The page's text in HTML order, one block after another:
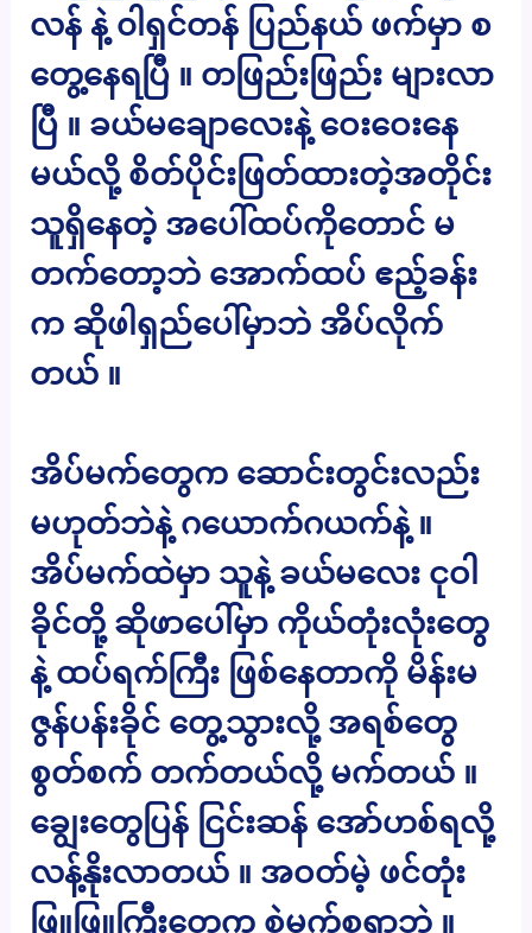
လန် နဲ့ ၀ါရှင်တန် ပြည်နယ် ဖက်မှာ စ
တွေ့နေရပြီ ။ တဖြည်းဖြည်း များလာ
ပြီ ။ ခယ်မချောလေးနဲ့ ဝေးဝေးနေ
မယ်လို့ စိတ်ပိုင်းဖြတ်ထားတဲ့အတိုင်း
သူရှိနေတဲ့ အပေါ်ထပ်ကိုတောင် မ
တက်တော့ဘဲ အောက်ထပ် ဧည့်ခန်း
က ဆိုဖါရှည်ပေါ်မှာဘဲ အိပ်လိုက်
တယ် ။
အိပ်မက်တွေက ဆောင်းတွင်းလည်း
မဟုတ်ဘဲနဲ့ ဂယောက်ဂယက်နဲ့ ။
အိပ်မက်ထဲမှာ သူနဲ့ ခယ်မလေး ငုဝါ
ခိုင်တို့ ဆိုဖာပေါ်မှာ ကိုယ်တုံးလုံးတွေ
နဲ့ ထပ်ရက်ကြီး ဖြစ်နေတာကို မိန်းမ
ဇွန်ပန်းခိုင် တွေ့သွားလို့ အရစ်တွေ
စွတ်စက် တက်တယ်လို့ မက်တယ် ။
ချွေးတွေပြန် ငြင်းဆန် အော်ဟစ်ရလို့
လန့်နိုးလာတယ် ။ အဝတ်မဲ့ ဖင်တုံး
ဖြူဖြူကြီးတွေက စွဲမက်စရာဘဲ ။